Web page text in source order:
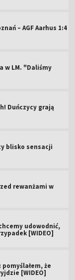
– AGF Aarhus 1:4
w LM. "Daliśmy
Duńczycy grają
blisko sensacji
rewanżami w
udowodnić,
[WIDEO]
że
[WIDEO]